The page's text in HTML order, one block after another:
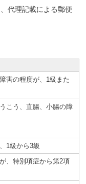
代理記載による郵便
害の程度が、1級また
こう、直腸、小腸の障
1級から3級
、特別項症から第2項